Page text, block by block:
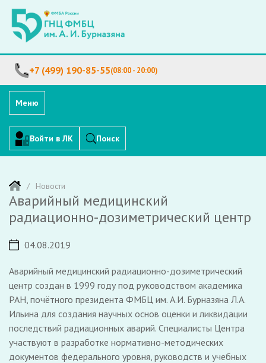
+7 (499) 190-85-55(08:00 - 20:00)
Меню
Войти в ЛК Поиск
Новости
Аварийный медицинский
радиационно-дозиметрический центр
04.08.2019
Аварийный медицинский радиационно-дозиметрический
центр создан в 1999 году под руководством академика
РАН, почётного президента ФМБЦ им. А.И. Бурназяна Л.А.
Ильина для создания научных основ оценки и ликвидации
последствий радиационных аварий. Специалисты Центра
участвуют в разработке нормативно-методических
документов федерального уровня, руководств и учебных